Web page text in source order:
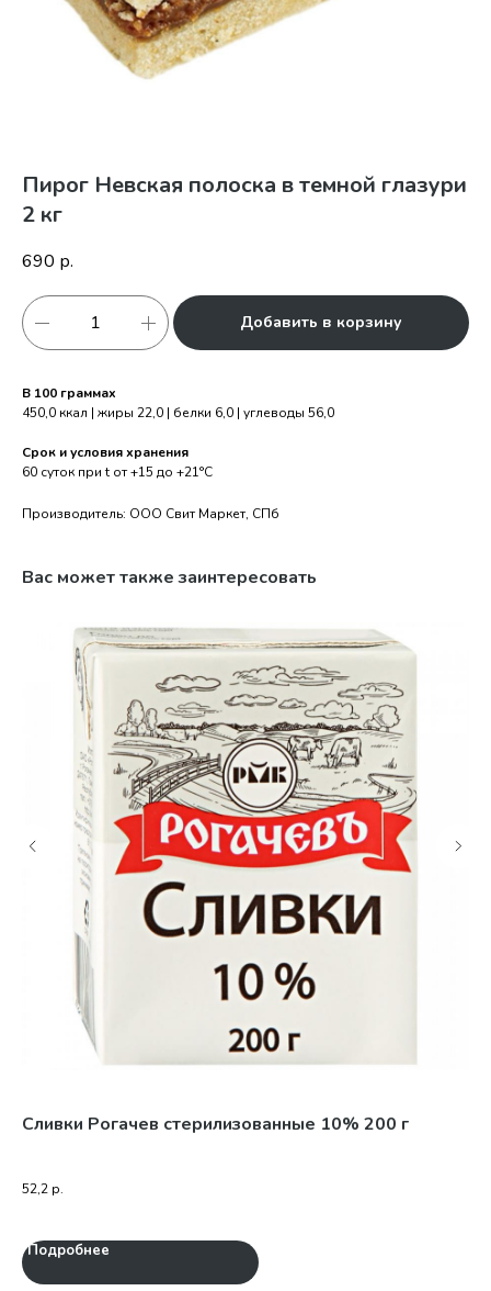
Пирог Невская полоска в темной глазури
2 кг
690 р.
Добавить в корзину
В 100 граммах
450,0 ккал | жиры 22,0 | белки 6,0 | углеводы 56,0
Срок и условия хранения
60 суток при t от +15 до +21°С
Производитель: ООО Свит Маркет, СПб
Вас может также заинтересовать
Сливки Рогачев стерилизованные 10% 200 г
52,2 р.
Подробнее